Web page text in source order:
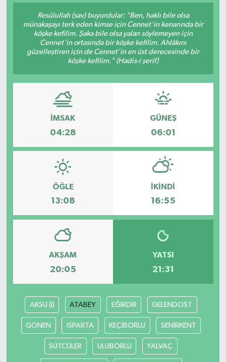
Resûlullah (sav) buyurdular: "Ben, haklı bile olsa
münakaşayı terk eden kimse için Cennet'in kenarında bir
köşke kefilim. Şaka bile olsa yalan söylemeyen için
Cennet'in ortasında bir köşke kefilim. Ahlâkını
güzelleştiren için de Cennet'in en üst derecesinde bir
köşke kefilim." (Hadis-i şerif)
İMSAK
04:28
GÜNEŞ
06:01
ÖĞLE
13:08
İKINDI
16:55
AKŞAM
20:05
YATSI
21:31
AKSU (I) ATABEY EĞİRDİR GELENDOST
GÖNEN ISPARTA KEÇİBORLU SENİRKENT
SÜTCÜLER ULUBORLU YALVAÇ